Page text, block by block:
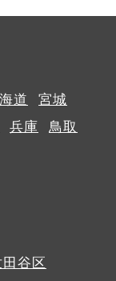
道
宮城
兵庫
鳥取
田谷区